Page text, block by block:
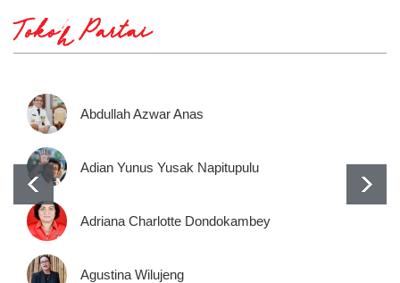
Tokoh Partai
Abdullah Azwar Anas
Adian Yunus Yusak Napitupulu
Adriana Charlotte Dondokambey
Agustina Wilujeng